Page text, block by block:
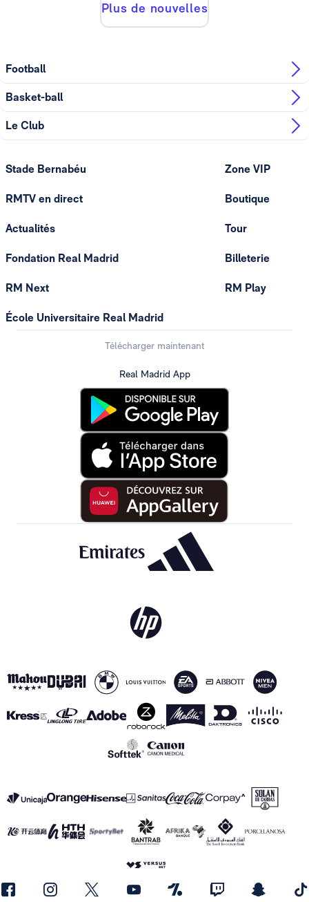
Plus de nouvelles
Football
Basket-ball
Le Club
Stade Bernabéu
RMTV en direct
Actualités
Fondation Real Madrid
RM Next
École Universitaire Real Madrid
Zone VIP
Boutique
Tour
Billeterie
RM Play
Télécharger maintenant
Real Madrid App